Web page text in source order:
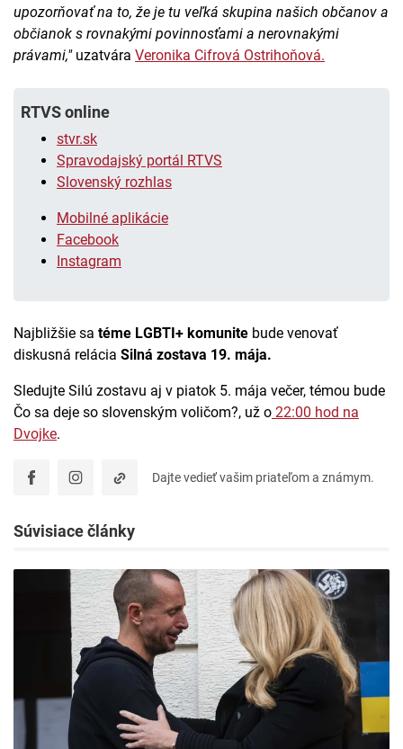
upozorňovať na to, že je tu veľká skupina našich občanov a
občianok s rovnakými povinnosťami a nerovnakými
právami," uzatvára Veronika Cifrová Ostrihoňová.
RTVS online
stvr.sk
Spravodajský portál RTVS
Slovenský rozhlas
Mobilné aplikácie
Facebook
Instagram
Najbližšie sa téme LGBTI+ komunite bude venovať
diskusná relácia Silná zostava 19. mája.
Sledujte Silú zostavu aj v piatok 5. mája večer, témou bude
Čo sa deje so slovenským voličom?, už o 22:00 hod na
Dvojke.
Dajte vedieť vašim priateľom a známym.
Súvisiace články